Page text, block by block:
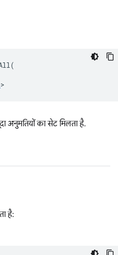
(
>
अनुमतियों का सेट मिलता है.
है: